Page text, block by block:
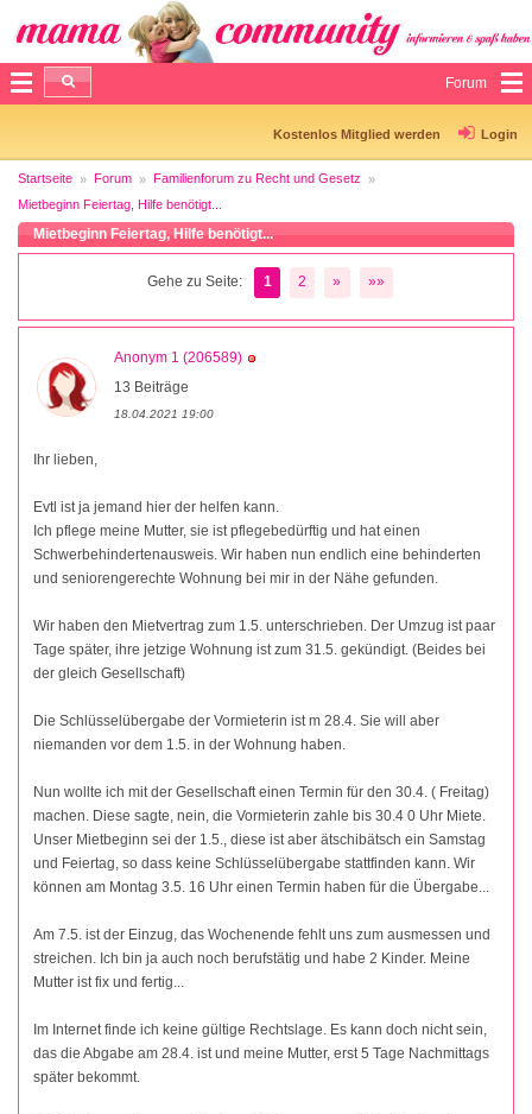
Forum
Kostenlos Mitglied werden Login
Startseite Forum
Familienforum zu Recht und Gesetz
Mietbeginn Feiertag, Hilfe benötigt...
Mietbeginn Feiertag, Hilfe benötigt...
Gehe zu Seite: 1 2 » »»
Anonym 1 (206589)
13 Beiträge
18.04.2021 19:00
Ihr lieben,
Evtl ist ja jemand hier der helfen kann.
Ich pflege meine Mutter, sie ist pflegebedürftig und hat einen
Schwerbehindertenausweis. Wir haben nun endlich eine behinderten
und seniorengerechte Wohnung bei mir in der Nähe gefunden.
Wir haben den Mietvertrag zum 1.5. unterschrieben. Der Umzug ist paar
Tage später, ihre jetzige Wohnung ist zum 31.5. gekündigt. (Beides bei
der gleich Gesellschaft)
Die Schlüsselübergabe der Vormieterin ist m 28.4. Sie will aber
niemanden vor dem 1.5. in der Wohnung haben.
Nun wollte ich mit der Gesellschaft einen Termin für den 30.4. ( Freitag)
machen. Diese sagte, nein, die Vormieterin zahle bis 30.4 0 Uhr Miete.
Unser Mietbeginn sei der 1.5., diese ist aber ätschibätsch ein Samstag
und Feiertag, so dass keine Schlüsselübergabe stattfinden kann. Wir
können am Montag 3.5. 16 Uhr einen Termin haben für die Übergabe...
Am 7.5. ist der Einzug, das Wochenende fehlt uns zum ausmessen und
streichen. Ich bin ja auch noch berufstätig und habe 2 Kinder. Meine
Mutter ist fix und fertig...
Im Internet finde ich keine gültige Rechtslage. Es kann doch nicht sein,
das die Abgabe am 28.4. ist und meine Mutter, erst 5 Tage Nachmittags
später bekommt.